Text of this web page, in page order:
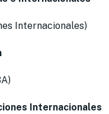
Internacionales)
Internacionales